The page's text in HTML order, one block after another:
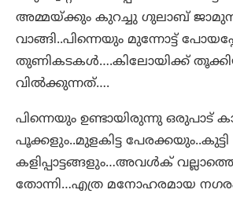
അമ്മയ്ക്കും കുറച്ചു ഗുലാബ്
വാങ്ങി..പിന്നെയും മുന്നോട്ട്
തുണികടകൾ….കിലോയിക്ക്
വിൽക്കുന്നത്….
പിന്നെയും ഉണ്ടായിരുന്നു ഒരുപാട്
പൂക്കളും..മുളകിട്ട
കളിപ്പാട്ടങ്ങളും…അവൾക്
തോന്നി…എത്ര മനോഹരമായ